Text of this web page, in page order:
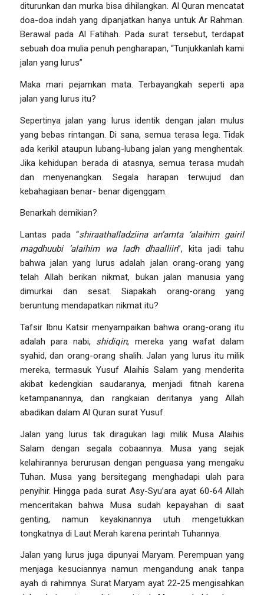
diturunkan dan murka bisa dihilangkan. Al Quran mencatat
doa-doa indah yang dipanjatkan hanya untuk Ar Rahman.
Berawal pada Al Fatihah. Pada surat tersebut, terdapat
sebuah doa mulia penuh pengharapan, “Tunjukkanlah kami
jalan yang lurus”
Maka mari pejamkan mata. Terbayangkah seperti apa
jalan yang lurus itu?
Sepertinya jalan yang lurus identik dengan jalan mulus
yang bebas rintangan. Di sana, semua terasa lega. Tidak
ada kerikil ataupun lubang-lubang jalan yang menghentak.
Jika kehidupan berada di atasnya, semua terasa mudah
dan menyenangkan. Segala harapan terwujud dan
kebahagiaan benar- benar digenggam.
Benarkah demikian?
Lantas pada “shiraathalladziina an’amta ‘alaihim gairil
magdhuubi ‘alaihim wa ladh dhaalliin”, kita jadi tahu
bahwa jalan yang lurus adalah jalan orang-orang yang
telah Allah berikan nikmat, bukan jalan manusia yang
dimurkai dan sesat. Siapakah orang-orang yang
beruntung mendapatkan nikmat itu?
Tafsir Ibnu Katsir menyampaikan bahwa orang-orang itu
adalah para nabi, shidiqin, mereka yang wafat dalam
syahid, dan orang-orang shalih. Jalan yang lurus itu milik
mereka, termasuk Yusuf Alaihis Salam yang menderita
akibat kedengkian saudaranya, menjadi fitnah karena
ketampanannya, dan rangkaian deritanya yang Allah
abadikan dalam Al Quran surat Yusuf.
Jalan yang lurus tak diragukan lagi milik Musa Alaihis
Salam dengan segala cobaannya. Musa yang sejak
kelahirannya berurusan dengan penguasa yang mengaku
Tuhan. Musa yang bersitegang menghadapi ulah para
penyihir. Hingga pada surat Asy-Syu’ara ayat 60-64 Allah
menceritakan bahwa Musa sudah kepayahan di saat
genting, namun keyakinannya utuh mengetukkan
tongkatnya di Laut Merah karena perintah Tuhannya.
Jalan yang lurus juga dipunyai Maryam. Perempuan yang
menjaga kesuciannya namun mengandung anak tanpa
ayah di rahimnya. Surat Maryam ayat 22-25 mengisahkan